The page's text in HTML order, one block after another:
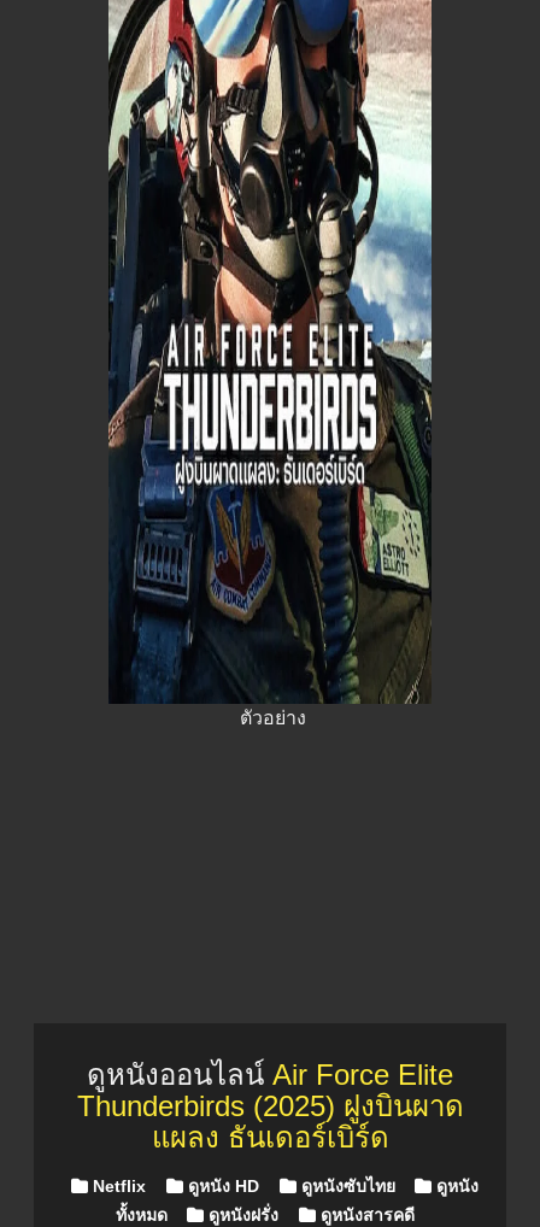
ตัวอย่าง
ดูหนังออนไลน์ Air Force Elite
Thunderbirds (2025) ฝูงบินผาด
แผลง ธันเดอร์เบิร์ด
Posted in
Netflix ดูหนัง HD ดูหนังซับไทย
ดูหนัง
ทั้งหมด
ดูหนังฝรั่ง ดูหนังสารคดี